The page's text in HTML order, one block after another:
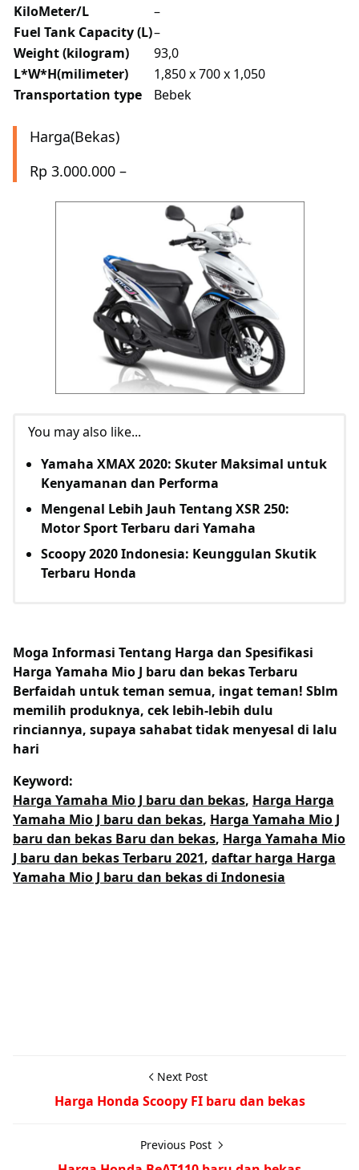
KiloMeter/L
–
Fuel Tank Capacity (L)–
Weight (kilogram)
93,0
L*W*H(milimeter)
1,850 x 700 x 1,050
Transportation type
Bebek
Harga(Bekas)
Rp 3.000.000 –
You may also like...
Yamaha XMAX 2020: Skuter Maksimal untuk
Kenyamanan dan Performa
Mengenal Lebih Jauh Tentang XSR 250:
Motor Sport Terbaru dari Yamaha
Scoopy 2020 Indonesia: Keunggulan Skutik
Terbaru Honda
Moga Informasi Tentang Harga dan Spesifikasi
Harga Yamaha Mio J baru dan bekas Terbaru
Berfaidah untuk teman semua, ingat teman! Sblm
memilih produknya, cek lebih-lebih dulu
rinciannya, supaya sahabat tidak menyesal di lalu
hari
Keyword:
Harga Yamaha Mio J baru dan bekas, Harga Harga
Yamaha Mio J baru dan bekas, Harga Yamaha Mio J
baru dan bekas Baru dan bekas, Harga Yamaha Mio
J baru dan bekas Terbaru 2021, daftar harga Harga
Yamaha Mio J baru dan bekas di Indonesia
Next Post
Harga Honda Scoopy FI baru dan bekas
Previous Post